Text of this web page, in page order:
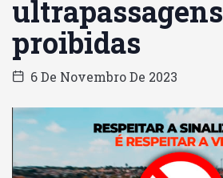
ultrapassagens
proibidas
6 De Novembro De 2023